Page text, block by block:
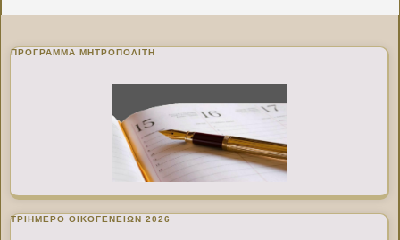
ΠΡΌΓΡΑΜΜΑ ΜΗΤΡΟΠΟΛΊΤΗ
ΤΡΙΗΜΕΡΟ ΟΙΚΟΓΕΝΕΙΩΝ 2026